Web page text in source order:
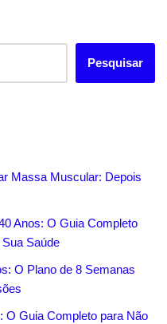
Pesquisar
Massa Muscular: Depois
Anos: O Guia Completo
Saúde
O Plano de 8 Semanas
O Guia Completo para Não